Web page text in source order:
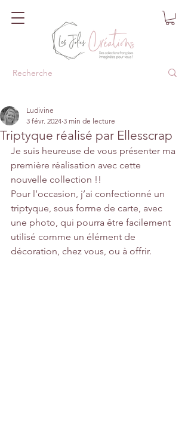
Triptyque réalisé par Ellesscrap
Ludivine
3 févr. 2024 3 min de lecture
Je suis heureuse de vous présenter ma
première réalisation avec cette
nouvelle collection !!
Pour l’occasion, j’ai confectionné un
triptyque, sous forme de carte, avec
une photo, qui pourra être facilement
utilisé comme un élément de
décoration, chez vous, ou à offrir.